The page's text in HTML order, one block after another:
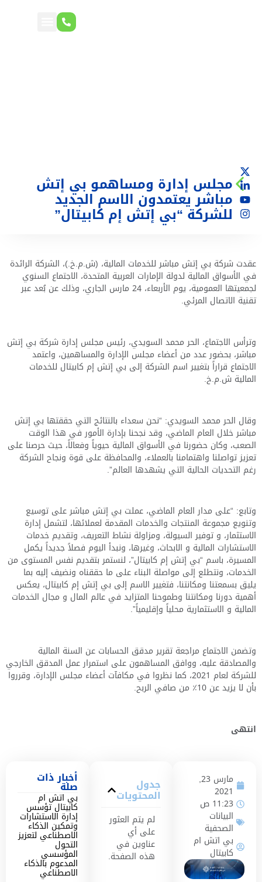
مجلس إدارة ومساهمو بي إتش
مباشر يعتمدون الاسم الجديد
للشركة “بي إتش إم كابيتال”
مارس 23,
2021
11:23 ص
البيانات
الصحفية
بي اتش ام
كابيتال
جدول
المحتويات
لم يتم العثور
على أي
عناوين في
هذه الصفحة.
أخبار ذات
صلة
بي اتش ام
كابيتال تؤسس
إدارة الاستشارات
وتمكين الذكاء
الاصطناعي لتعزيز
التحول
المؤسسي
المدعوم بالذكاء
الاصطناعي
عقدت شركة بي إتش مباشر للخدمات المالية، (ش.م.خ.)، الشركة الرائدة
في الأسواق المالية لدولة الإمارات العربية المتحدة، الاجتماع السنوي
لجمعيتها العمومية، يوم الأربعاء، 24 مارس الجاري، وذلك عن بُعد عبر
تقنية الاتصال المرئي.
وترأس الاجتماع، الحر محمد السويدي، رئيس مجلس إدارة شركة بي إتش
مباشر، بحضور عدد من أعضاء مجلس الإدارة والمساهمين، واعتمد
الاجتماع قراراً بتغيير اسم الشركة إلى بي إتش إم كابيتال للخدمات
المالية ش.م.خ.
وقال الحر محمد السويدي: “نحن سعداء بالنتائج التي حققتها بي إتش
مباشر خلال العام الماضي، وقد نجحنا بإدارة الأمور في هذا الوقت
الصعب، وكان حضورنا في الأسواق المالية حيوياً وفعالاً، حيث حرصنا على
تعزيز تواصلنا واهتمامنا بالعملاء، والمحافظة على قوة ونجاح الشركة
رغم التحديات الحالية التي يشهدها العالم”.
وتابع: “على مدار العام الماضي، عملت بي إتش مباشر على توسيع
وتنويع مجموعة المنتجات والخدمات المقدمة لعملائها، لتشمل إدارة
الاستثمار، و توفيرالسيولة، ومزاولة نشاط التعريف، وتقديم خدمات
الاستشارات المالية و الابحاث، وغيرها، ونبدأ اليوم فصلاً جديداً يكمل
المسيرة، باسم “بي إتش إم كابيتال”، لنستمر بتقديم نفس المستوى من
الخدمات، ونتطلع إلى مواصلة البناء على ما حققناه ونضيف إليه بما
يليق بسمعتنا ومكانتنا، فتغيير الاسم إلى بي إتش إم كابيتال، يعكس
أهمية دورنا ومكانتنا وطموحنا المتزايد في عالم المال و مجال الخدمات
المالية و الاستثمارية محلياً وإقليمياً”.
وتضمن الاجتماع مراجعة تقرير مدقق الحسابات عن السنة المالية
والمصادقة عليه، ووافق المساهمون على استمرار عمل المدقق الخارجي
للشركة لعام ، كما نظروا في مكافآت أعضاء مجلس الإدارة، وقرروا
بأن لا يزيد عن ٪ من صافي الربح.
انتهى